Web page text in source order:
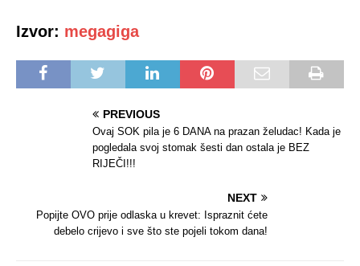
Izvor: megagiga
PREVIOUS
Ovaj SOK pila je 6 DANA na prazan želudac! Kada je
pogledala svoj stomak šesti dan ostala je BEZ
RIJEČI!!!
NEXT
Popijte OVO prije odlaska u krevet: Ispraznit ćete
debelo crijevo i sve što ste pojeli tokom dana!